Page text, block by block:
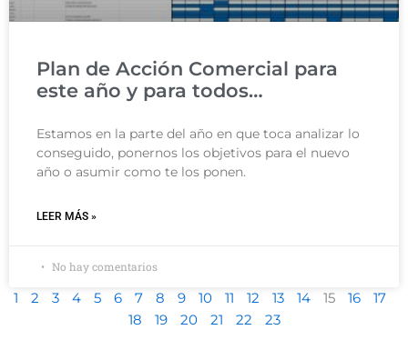
Plan de Acción Comercial para
este año y para todos…
Estamos en la parte del año en que toca analizar lo
conseguido, ponernos los objetivos para el nuevo
año o asumir como te los ponen.
LEER MÁS »
No hay comentarios
1 2 3 4 5 6 7 8 9 10 11 12 13 14 15 16
17
18
19 20 21 22 23